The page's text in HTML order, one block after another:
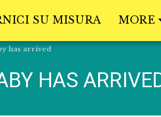
SU MISURA MORE
has arrived
HAS